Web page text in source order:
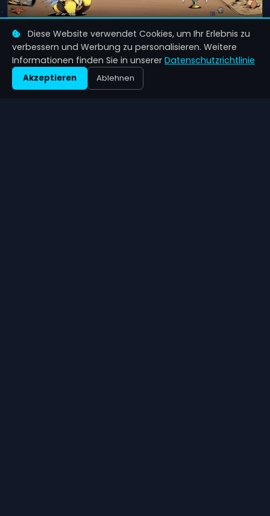
Die Herausforderungen der Veröffentlichung
von Tavern Talk Stories: Dreamwalker
12 Jun 2026
Diese Website verwendet Cookies, um Ihr Erlebnis zu
verbessern und Werbung zu personalisieren. Weitere
Informationen finden Sie in unserer Datenschutzrichtlinie
Akzeptieren Ablehnen